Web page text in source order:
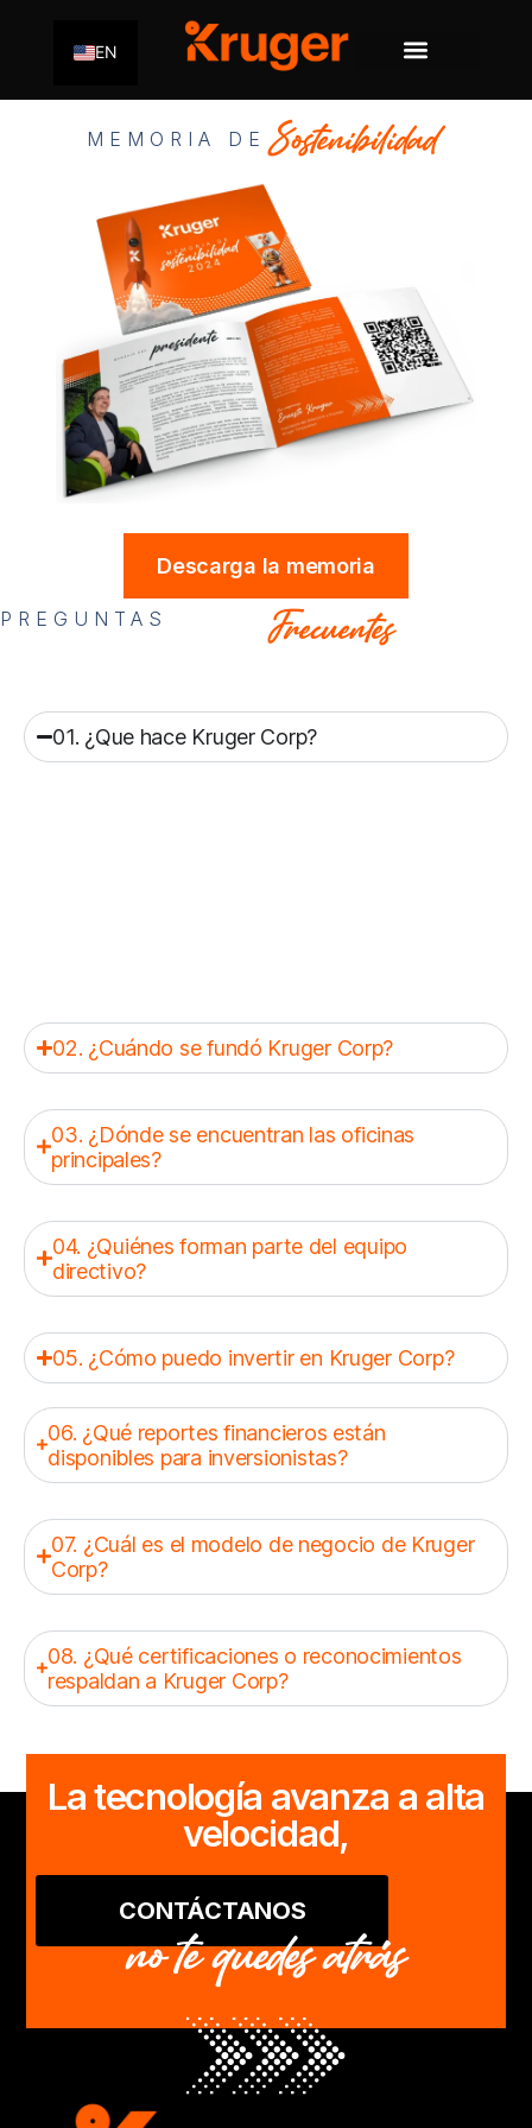
EN
MEMORIA DE Sostenibilidad
Descarga la memoria
PREGUNTAS Frecuentes
01. ¿Que hace Kruger Corp?
02. ¿Cuándo se fundó Kruger Corp?
03. ¿Dónde se encuentran las oficinas
principales?
04. ¿Quiénes forman parte del equipo
directivo?
05. ¿Cómo puedo invertir en Kruger Corp?
06. ¿Qué reportes financieros están
disponibles para inversionistas?
07. ¿Cuál es el modelo de negocio de Kruger
Corp?
08. ¿Qué certificaciones o reconocimientos
respaldan a Kruger Corp?
La tecnología avanza a alta
velocidad,
CONTÁCTANOS
no te quedes atrás